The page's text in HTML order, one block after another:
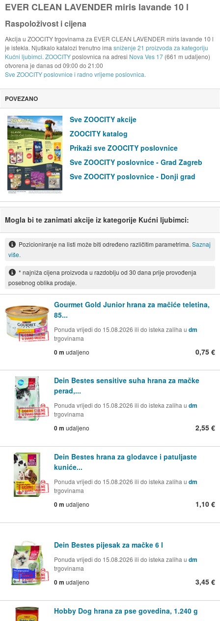
EVER CLEAN LAVENDER miris lavande 10 l
Raspoloživost i cijena
Akcija u ZOOCITY trgovinama za EVER CLEAN LAVENDER miris lavande 10 l
je istekla. Njuškalo katalozi trenutno ima sniženje 21 proizvoda za kategoriju
Kućni ljubimci. ZOOCITYposlovnica na adresi Nova Ves 17(661 m udaljeno)
otvorena je danas od 09:00 do 21:00
Sve ZOOCITY poslovnice i radno vrijeme poslovnica.
POVEZANO
Sve ZOOCITY akcije
ZOOCITY katalog
Prikaži sve ZOOCITY poslovnice
Sve ZOOCITY poslovnice - Grad Zagreb
Sve ZOOCITY poslovnice - Donji grad
Mogla bi te zanimati akcije iz kategorije Kućni ljubimci:
Pozicioniranje na listi može biti određeno različitim parametrima. Saznaj
više.
* najniža cijena proizvoda u razdoblju od 30 dana prije provođenja
posebnog oblika prodaje.
Gourmet Gold Junior hrana za mačiće teletina,
85...
Ponuda vrijedi do 15.08.2026 ili do isteka zaliha u dm
trgovinama
0 m udaljeno 0,75 €
Dein Bestes sensitive suha hrana za mačke
perad,...
Ponuda vrijedi do 15.08.2026 ili do isteka zaliha u dm
trgovinama
0 m udaljeno 2,55 €
Dein Bestes hrana za glodavce i patuljaste
kuniće...
Ponuda vrijedi do 15.08.2026 ili do isteka zaliha u dm
trgovinama
0 m udaljeno 1,10 €
Dein Bestes pijesak za mačke 6 l
Ponuda vrijedi do 15.08.2026 ili do isteka zaliha u dm
trgovinama
0 m udaljeno 3,45 €
Hobby Dog hrana za pse govedina, 1.240 g